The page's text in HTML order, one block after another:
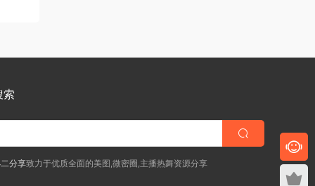
索
分享致力于优质全面的美图,微密圈,主播热舞资源分享